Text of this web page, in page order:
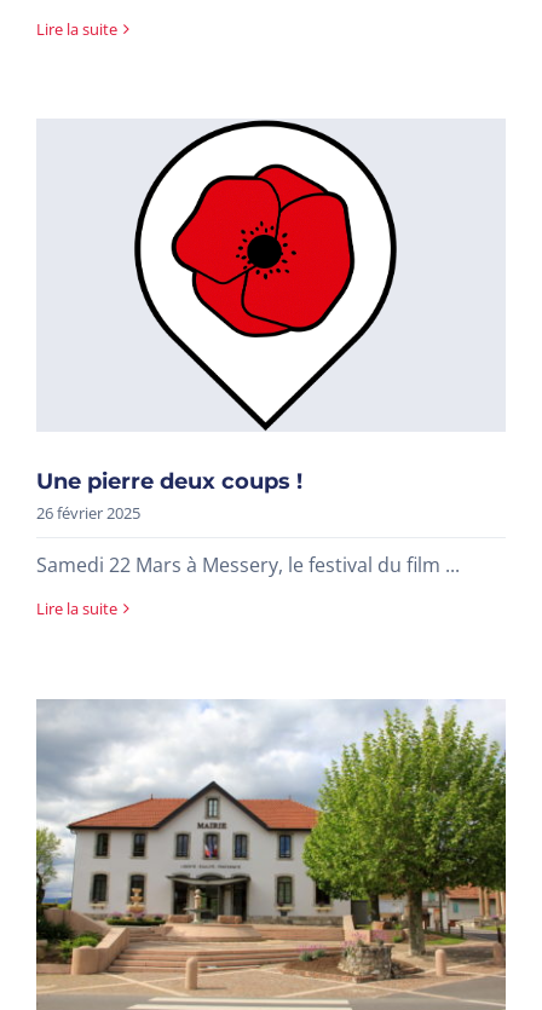
Lire la suite
Une pierre deux coups !
26 février 2025
Samedi 22 Mars à Messery, le festival du film ...
Lire la suite